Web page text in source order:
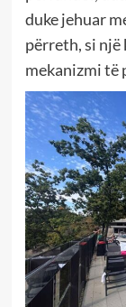
duke jehuar
përreth, si një
mekanizmi të